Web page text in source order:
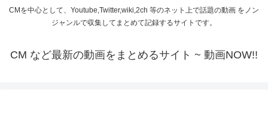
CMを中心として、Youtube,Twitter,wiki,2ch 等のネット上で話題の動画 をノン
ジャンルで収集してまとめて記録するサイトです。
CM など最新の動画をまとめるサイト ~ 動画NOW!!